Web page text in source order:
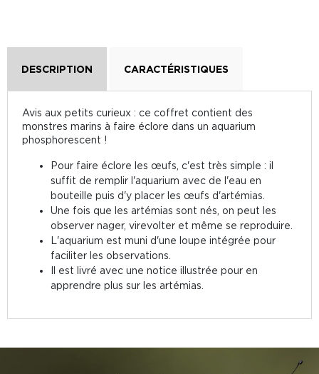
DESCRIPTION CARACTÉRISTIQUES
Avis aux petits curieux : ce coffret contient des
monstres marins à faire éclore dans un aquarium
phosphorescent !
Pour faire éclore les œufs, c'est très simple : il
suffit de remplir l'aquarium avec de l'eau en
bouteille puis d'y placer les œufs d'artémias.
Une fois que les artémias sont nés, on peut les
observer nager, virevolter et même se reproduire.
L'aquarium est muni d'une loupe intégrée pour
faciliter les observations.
Il est livré avec une notice illustrée pour en
apprendre plus sur les artémias.